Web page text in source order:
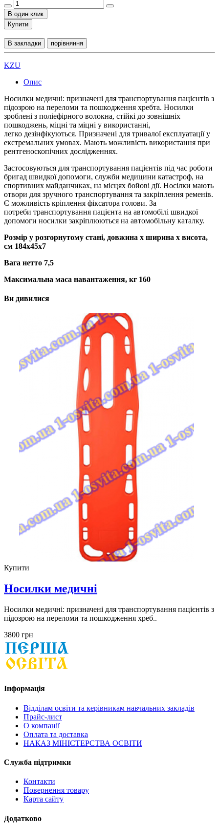
В один клик
Купити
В закладки порівняння
KZU
Опис
Носилки медичні: призначені для транспортування пацієнтів з
підозрою на переломи та пошкодження хребта. Носилки
зроблені з поліефірного волокна, стійкі до зовнішніх
пошкоджень, міцні та міцні у використанні,
легко дезінфікуються. Призначені для тривалої експлуатації у
екстремальних умовах. Мають можливість використання при
рентгеноскопічних дослідженнях.
Застосовуються для транспортування пацієнтів під час роботи
бригад швидкої допомоги, служби медицини катастроф, на
спортивних майданчиках, на місцях бойові дії. Носілки мають
отвори для зручного транспортування та закріплення ременів.
Є можливість кріплення фіксатора голови. За
потреби транспортування пацієнта на автомобілі швидкої
допомоги носилки закріплюються на автомобільну каталку.
Розмір у розгорнутому стані, довжина х ширина х висота,
см 184x45x7
Вага нетто 7,5
Максимальна маса навантаження, кг 160
Ви дивилися
Купити
Носилки медичні
Носилки медичні: призначені для транспортування пацієнтів з
підозрою на переломи та пошкодження хреб..
3800 грн
Інформація
Відділам освіти та керівникам навчальних закладів
Прайс-лист
О компанії
Оплата та доставка
НАКАЗ МІНІСТЕРСТВА ОСВІТИ
Служба підтримки
Контакти
Повернення товару
Карта сайту
Додатково